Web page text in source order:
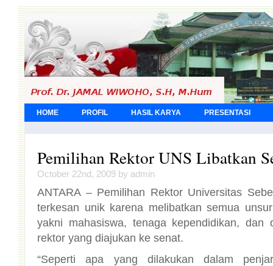
HOME PROFIL HASIL KARYA PRESENTASI
Pemilihan Rektor UNS Libatkan
October 22nd, 2009 by admin
ANTARA – Pemilihan Rektor Universitas
terkesan unik karena melibatkan semua
yakni mahasiswa, tenaga kependidikan, dan
rektor yang diajukan ke senat.
“Seperti apa yang dilakukan dalam
melibatkan mahasiswa, tenaga
hanya untuk mendapatkan tiket saja untuk
pada akhirnya memang senat yang mempunyai